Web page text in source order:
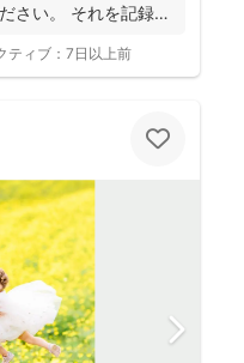
さい。 それを記録す
ティブ： 7日以上前